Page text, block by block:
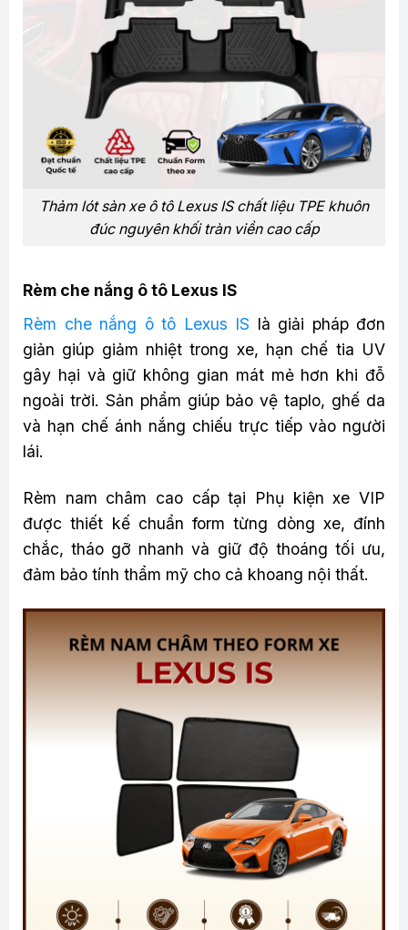
Thảm lót sàn xe ô tô Lexus IS chất liệu TPE khuôn
đúc nguyên khối tràn viền cao cấp
Rèm che nắng ô tô Lexus IS
Rèm che nắng ô tô Lexus IS là giải pháp đơn
giản giúp giảm nhiệt trong xe, hạn chế tia UV
gây hại và giữ không gian mát mẻ hơn khi đỗ
ngoài trời. Sản phẩm giúp bảo vệ taplo, ghế da
và hạn chế ánh nắng chiếu trực tiếp vào người
lái.
Rèm nam châm cao cấp tại Phụ kiện xe VIP
được thiết kế chuẩn form từng dòng xe, đính
chắc, tháo gỡ nhanh và giữ độ thoáng tối ưu,
đảm bảo tính thẩm mỹ cho cả khoang nội thất.